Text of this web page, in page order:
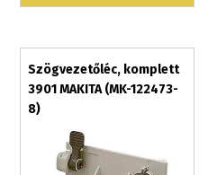
Szögvezetőléc, komplett
3901 MAKITA (MK-122473-
8)